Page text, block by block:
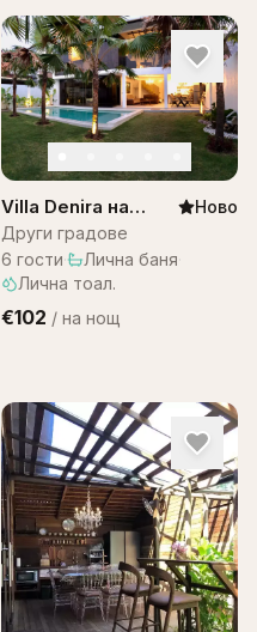
Villa Denira на
Остров Бали
Ново
Други градове
6 гости· Лична баня·
Лична тоал.
€102 / на нощ